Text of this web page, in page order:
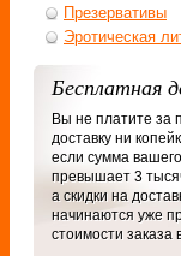
Презервативы
Эротическая
Бесплатная
Вы не платите за
доставку ни
если сумма
превышает 3
а скидки на
начинаются уже
стоимости заказа